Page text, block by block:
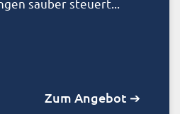
sauber steuert...
Zum Angebot ➔